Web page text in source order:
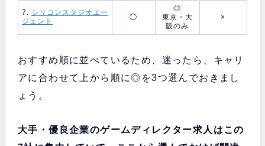
7. シリコンスタジオエー
ジェント
◯
◎
東京・大
阪のみ
×
おすすめ順に並べているため、迷ったら、キャリ
アに合わせて上から順に◎を3つ選んでおきまし
ょう。
大手・優良企業のゲームディレクター求人はこの